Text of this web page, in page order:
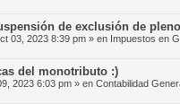
de exclusión de
03, 2023 8:39 pm » en Impuestos en
del monotributo :)
2023 6:03 pm » en Contabilidad